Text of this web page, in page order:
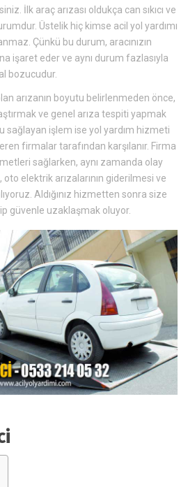
İlk araç arızası oldukça can sıkıcı ve
Üstelik hiç kimse acil yol yardımı
Çünkü bu durum, aracınızın
işaret eder ve aynı durum fazlasıyla
bozucudur.
arızanın boyutu belirlenmeden önce,
ve genel arıza tespiti yapmak
sağlayan işlem ise yol yardım hizmeti
firmalar tarafından karşılanır. Firma
sağlarken, aynı zamanda olay
oto elektrik arızalarının giderilmesi ve
Aldığınız hizmetten sonra size
güvenle uzaklaşmak oluyor.